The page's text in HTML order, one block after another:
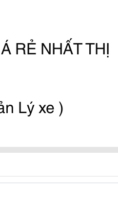
RẺ NHẤT THỊ
Lý xe )